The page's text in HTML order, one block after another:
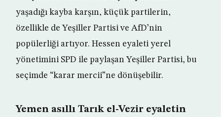
yaşadığı kayba karşın, küçük partilerin,
özellikle de Yeşiller Partisi ve AfD’nin
popülerliği artıyor. Hessen eyaleti yerel
yönetimini SPD ile paylaşan Yeşiller Partisi, bu
seçimde “karar mercii”ne dönüşebilir.
Yemen asıllı Tarık el-Vezir eyaletin